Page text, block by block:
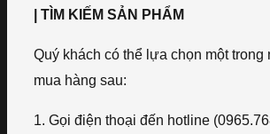
| TÌM KIẾM SẢN PHẨM
Quý khách có thể lựa chọn một trong
mua hàng sau:
1. Gọi điện thoại đến hotline